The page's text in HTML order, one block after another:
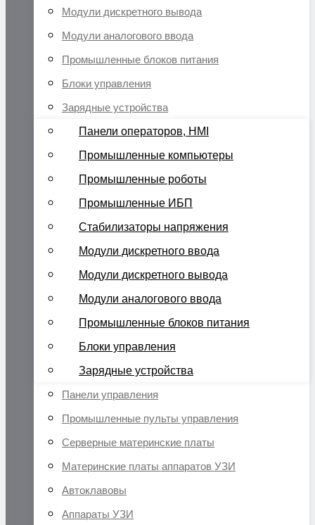
Модули дискретного вывода
Модули аналогового ввода
Промышленные блоков питания
Блоки управления
Зарядные устройства
Панели операторов, HMI
Промышленные компьютеры
Промышленные роботы
Промышленные ИБП
Стабилизаторы напряжения
Модули дискретного ввода
Модули дискретного вывода
Модули аналогового ввода
Промышленные блоков питания
Блоки управления
Зарядные устройства
Панели управления
Промышленные пульты управления
Серверные материнские платы
Материнские платы аппаратов УЗИ
Автоклавовы
Аппараты УЗИ